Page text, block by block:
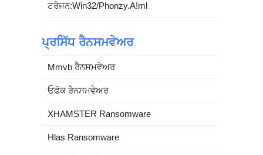
ਟਰੋਜਨ:Win32/Phonzy.A!ml
ਪ੍ਰਸਿੱਧ ਰੈਨਸਮਵੇਅਰ
Mmvb ਰੈਨਸਮਵੇਅਰ
ਓਫੋਕ ਰੈਨਸਮਵੇਅਰ
XHAMSTER Ransomware
Hlas Ransomware